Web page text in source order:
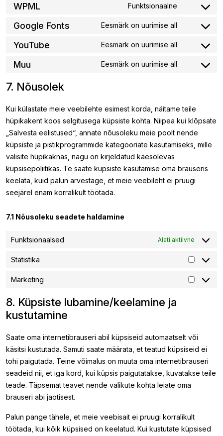
wordpress
WPML Funktsionaalne
Consent
Google Fonts Eesmärk on uurimise all
Consent
google-
YouTube Eesmärk on uurimise all
Consent
Muu Eesmärk on uurimise all
Consent
7. Nõusolek
Kui külastate meie veebilehte esimest korda, näitame teile
hüpikakent koos selgitusega küpsiste kohta. Niipea kui klõpsate
„Salvesta eelistused“, annate nõusoleku meie poolt nende
küpsiste ja pistikprogrammide kategooriate kasutamiseks, mille
valisite hüpikaknas, nagu on kirjeldatud käesolevas
küpsisepoliitikas. Te saate küpsiste kasutamise oma brauseris
keelata, kuid palun arvestage, et meie veebileht ei pruugi
seejärel enam korralikult töötada.
7.1 Nõusoleku seadete haldamine
Funktsionaalsed Alati aktiivne
Statistika
Statistika
Marketing
8. Küpsiste lubamine/keelamine ja
kustutamine
Saate oma internetibrauseri abil küpsiseid automaatselt või
käsitsi kustutada. Samuti saate määrata, et teatud küpsiseid ei
tohi paigutada. Teine võimalus on muuta oma internetibrauseri
seadeid nii, et iga kord, kui küpsis paigutatakse, kuvatakse teile
teade. Täpsemat teavet nende valikute kohta leiate oma
brauseri abi jaotisest.
Palun pange tähele, et meie veebisait ei pruugi korralikult
töötada, kui kõik küpsised on keelatud. Kui kustutate küpsised